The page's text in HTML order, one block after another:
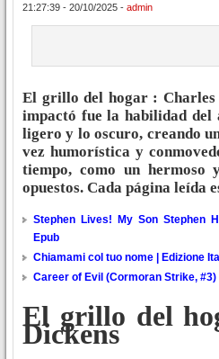
21:27:39 - 20/10/2025 - admin
El grillo del hogar : Charles
impactó fue la habilidad
ligero y lo oscuro, creando
vez humorística y
tiempo, como un hermoso
opuestos. Cada página leída
Stephen Lives! My Son Stephen
Epub
Chiamami col tuo nome | Edizione
Career of Evil (Cormoran Strike,
El grillo del
Dickens